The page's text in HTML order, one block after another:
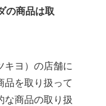
の商品は取
キヨ）の店舗に
品を取り扱って
な商品の取り扱